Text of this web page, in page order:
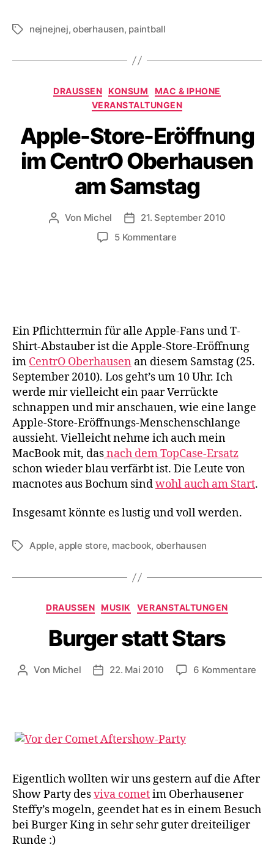
Schlagwörter
nejnejnej,oberhausen, paintball
Kategorien
DRAUSSEN KONSUM
MAC & IPHONE
VERANSTALTUNGEN
Apple-Store-Eröffnung
im CentrO Oberhausen
am Samstag
Beitragsautor
Von Michel Veröffentlichungsdatum
21. September 2010
5 Kommentarezu
am
Samstag
Ein Pflichttermin für alle Apple-Fans und T-
Shirt-Abstauber ist die Apple-Store-Eröffnung
im CentrO Oberhausen an diesem Samstag (25.
September 2010). Los geht’s um 10 Uhr. Ich
werde mir vielleicht ein paar Verrückte
schnappen und mir anschauen, wie eine lange
Apple-Store-Eröffnungs-Menschenschlange
aussieht. Vielleicht nehme ich auch mein
MacBook mit, dasnach dem TopCase-Ersatz
schon wieder blau verfärbt ist. Die Leute von
macnotes aus Bochum sindwohl auch am Start.
Insgesamt könnte es lustig und voll werden.
Schlagwörter
Apple,apple store, macbook, oberhausen
Kategorien
DRAUSSEN MUSIK VERANSTALTUNGEN
Burger statt Stars
Beitragsautor
Von Michel Veröffentlichungsdatum
22. Mai 2010 6 Kommentare
Eigentlich wollten wir uns gestern auf die After
Show Party desviva cometim Oberhausener
Steffy’s mogeln, geendet hat es in einem Besuch
bei Burger King in sehr sehr guter dreiteiliger
Runde :)